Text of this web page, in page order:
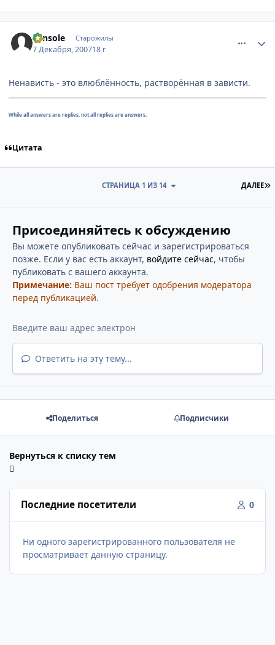
console Старожилы
7 Декабря, 200718 г
Ненависть - это влюблённость, растворённая в зависти.
While all answers are replies, not all replies are answers.
Цитата
ДАЛЕЕ
СТРАНИЦА 1 ИЗ 14
Присоединяйтесь к обсуждению
Вы можете опубликовать сейчас и зарегистрироваться
позже. Если у вас есть аккаунт, войдите сейчас, чтобы
публиковать с вашего аккаунта.
Примечание: Ваш пост требует одобрения модератора
перед публикацией.
Ответить на эту тему...
Поделиться Подписчики
Вернуться к списку тем
Последние посетители 0
Ни одного зарегистрированного пользователя не
просматривает данную страницу.